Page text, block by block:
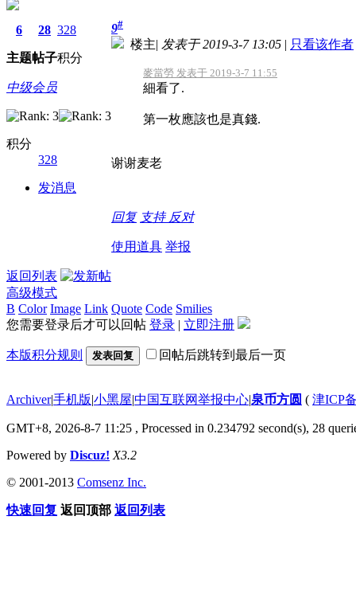
6
主题
28
帖子
328
积分
中级会员
积分
328
发消息
9#
楼主| 发表于 2019-3-7 13:05 | 只看该作者
麥當勞 发表于 2019-3-7 11:55
細看了.
第一枚應該也是真錢.
谢谢麦老
回复 支持 反对
使用道具 举报
返回列表
高级模式
B Color Image Link Quote Code Smilies
您需要登录后才可以回帖 登录 | 立即注册
本版积分规则 发表回复 回帖后跳转到最后一页
Archiver|手机版|小黑屋|中国互联网举报中心|泉币方圆 ( 津ICP
GMT+8, 2026-8-7 11:25 , Processed in 0.234792 second(s), 28
Powered by Discuz! X3.2
© 2001-2013 Comsenz Inc.
快速回复 返回顶部 返回列表